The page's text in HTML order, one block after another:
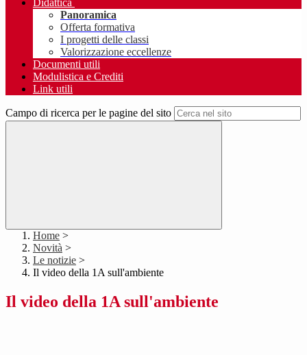
Didattica
Panoramica
Offerta formativa
I progetti delle classi
Valorizzazione eccellenze
Documenti utili
Modulistica e Crediti
Link utili
Campo di ricerca per le pagine del sito
Home >
Novità >
Le notizie >
Il video della 1A sull'ambiente
Il video della 1A sull'ambiente